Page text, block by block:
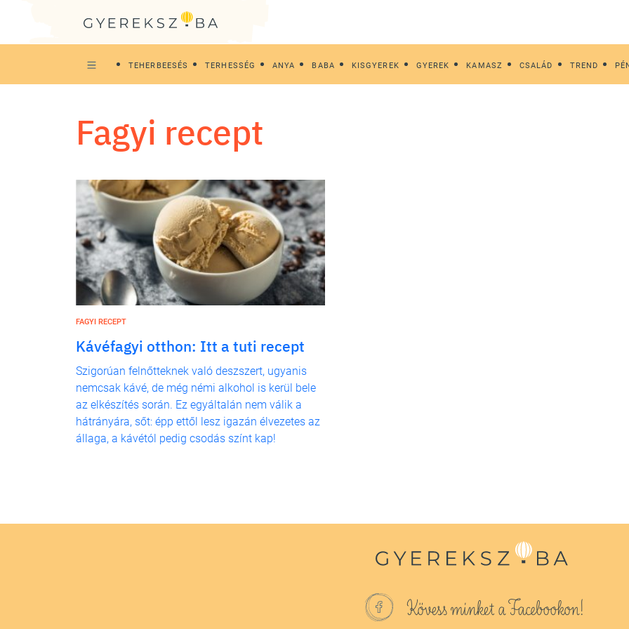
TEHERBEESÉS TERHESSÉG ANYA BABA KISGYEREK GYEREK KAMASZ CSALÁD TREND
fagyi recept
FAGYI RECEPT
Kávéfagyi otthon: Itt a tuti recept
Szigorúan felnőtteknek való deszszert, ugyanis
nemcsak kávé, de még némi alkohol is kerül bele
az elkészítés során. Ez egyáltalán nem válik a
hátrányára, sőt: épp ettől lesz igazán élvezetes az
állaga, a kávétól pedig csodás színt kap!
Kövess minket a Facebookon!